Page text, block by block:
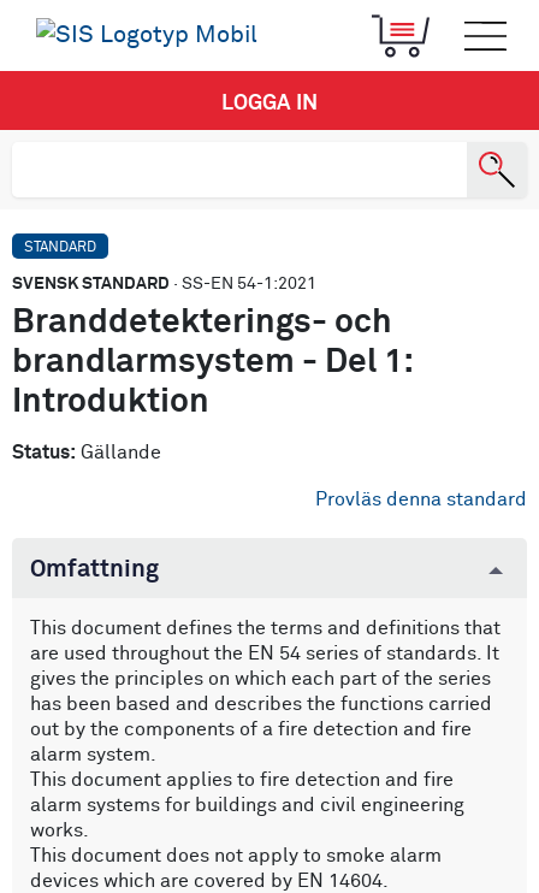
LOGGA IN
STANDARD
SVENSK STANDARD · SS-EN 54-1:2021
Branddetekterings- och
brandlarmsystem - Del 1:
Introduktion
Status: Gällande
Provläs denna standard
Omfattning
This document defines the terms and definitions that
are used throughout the EN 54 series of standards. It
gives the principles on which each part of the series
has been based and describes the functions carried
out by the components of a fire detection and fire
alarm system.
This document applies to fire detection and fire
alarm systems for buildings and civil engineering
works.
This document does not apply to smoke alarm
devices which are covered by EN 14604.